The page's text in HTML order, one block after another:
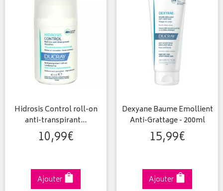
Hidrosis Control roll-on
anti-transpirant…
10,99€
Ajouter
Dexyane Baume Emollient
Anti-Grattage - 200ml
15,99€
Ajouter